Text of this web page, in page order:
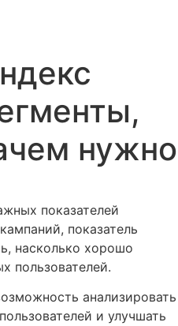
нужно
показателей
показатель
насколько хорошо
пользователей.
анализировать
и улучшать